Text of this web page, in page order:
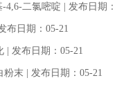
4,6-二氯嘧啶 | 发布日期
发布日期：05-21
| 发布日期：05-21
粉末 | 发布日期：05-21